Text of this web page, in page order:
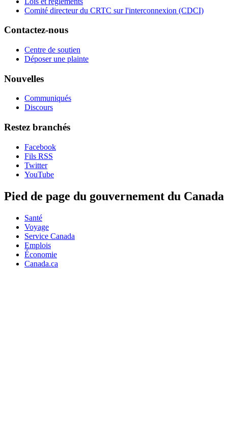
Comité directeur du CRTC sur l'interconnexion (CDCI)
Contactez-nous
Centre de soutien
Déposer une plainte
Nouvelles
Communiqués
Discours
Restez branchés
Facebook
Fils RSS
Twitter
YouTube
Pied de page du gouvernement du Canada
Santé
Voyage
Service Canada
Emplois
Économie
Canada.ca